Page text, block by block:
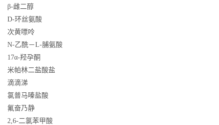
β-雌二醇
D-环丝氨酸
次黄嘌呤
N-乙酰－L-脯氨酸
17α-羟孕酮
米帕林二盐酸盐
滴滴涕
氯普马嗪盐酸
氟奋乃静
2,6-二氯苯甲酸